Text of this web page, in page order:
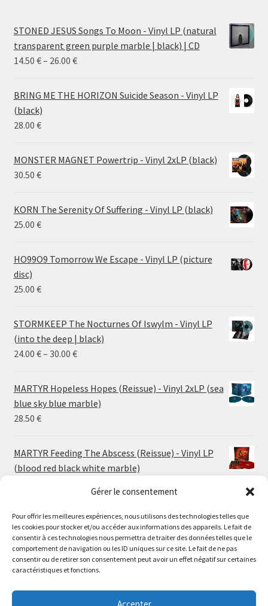
Gérer le consentement
Pour offrir les meilleures expériences, nous utilisons des technologies telles que
les cookies pour stocker et/ou accéder aux informations des appareils. Le fait de
consentir à ces technologies nous permettra de traiter des données telles que le
comportement de navigation ou les ID uniques sur ce site. Le fait de ne pas
consentir ou de retirer son consentement peut avoir un effet négatif sur certaines
caractéristiques et fonctions.
Accepter
Le magasin de Lyon sera fermé du 30 juillet au 17 août
inclus. Les commandes seront expédiées à partir du 18
The physical record shop will be closed from july 30th to
STONED JESUS Songs To Moon - Vinyl LP (natural
transparent green purple marble | black) | CD
14.50 €– 26.00 €Price
14.50 €
BRING ME THE HORIZON Suicide Season - Vinyl LP
(black)
28.00 €
MONSTER MAGNET Powertrip - Vinyl 2xLP (black)
30.50 €
KORN The Serenity Of Suffering - Vinyl LP (black)
25.00 €
HO99O9 Tomorrow We Escape - Vinyl LP (picture
disc)
25.00 €
STORMKEEP The Nocturnes Of Iswylm - Vinyl LP
(into the deep | black)
24.00 €– 30.00 €Price
24.00 €
through
30.00 €
MARTYR Hopeless Hopes (Reissue) - Vinyl 2xLP (sea
blue sky blue marble)
28.50 €
MARTYR Feeding The Abscess (Reissue) - Vinyl LP
(blood red black white marble)
MARTYR Warp Zone (Reissue) - Vinyl LP (swamp
green orange marble)
23.00€